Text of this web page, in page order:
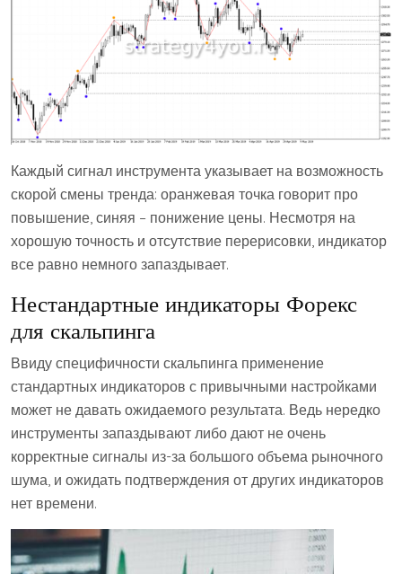
Каждый сигнал инструмента указывает на возможность
скорой смены тренда: оранжевая точка говорит про
повышение, синяя – понижение цены. Несмотря на
хорошую точность и отсутствие перерисовки, индикатор
все равно немного запаздывает.
Нестандартные индикаторы Форекс
для скальпинга
Ввиду специфичности скальпинга применение
стандартных индикаторов с привычными настройками
может не давать ожидаемого результата. Ведь нередко
инструменты запаздывают либо дают не очень
корректные сигналы из-за большого объема рыночного
шума, и ожидать подтверждения от других индикаторов
нет времени.